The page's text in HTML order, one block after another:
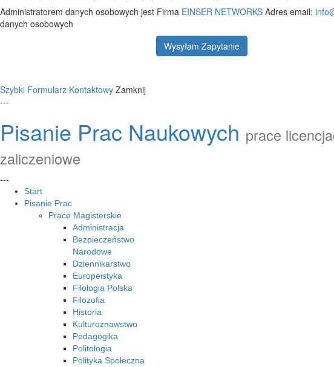
Administratorem danych osobowych jest Firma EINSER NETWORKS Adres email:
danych osobowych
Wysyłam Zapytanie
Szybki Formularz Kontaktowy Zamknij
---
Pisanie Prac Naukowych prace
zaliczeniowe
---
Start
Pisanie Prac
Prace Magisterskie
Administracja
Bezpieczeństwo
Narodowe
Dziennikarstwo
Europeistyka
Filologia Polska
Filozofia
Historia
Kulturoznawstwo
Pedagogika
Politologia
Polityka Społeczna